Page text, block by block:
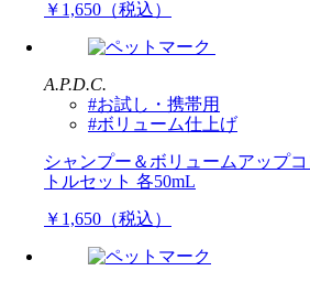
￥1,650（税込）
A.P.D.C.
#お試し・携帯用
#ボリューム仕上げ
シャンプー＆ボリュームアップ
トルセット 各50mL
￥1,650（税込）